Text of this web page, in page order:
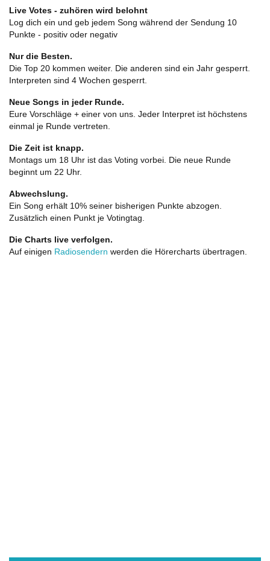
Live Votes - zuhören wird belohnt
Log dich ein und geb jedem Song während der Sendung 10
Punkte - positiv oder negativ
Nur die Besten.
Die Top 20 kommen weiter. Die anderen sind ein Jahr gesperrt.
Interpreten sind 4 Wochen gesperrt.
Neue Songs in jeder Runde.
Eure Vorschläge + einer von uns. Jeder Interpret ist höchstens
einmal je Runde vertreten.
Die Zeit ist knapp.
Montags um 18 Uhr ist das Voting vorbei. Die neue Runde
beginnt um 22 Uhr.
Abwechslung.
Ein Song erhält 10% seiner bisherigen Punkte abzogen.
Zusätzlich einen Punkt je Votingtag.
Die Charts live verfolgen.
Auf einigen Radiosendern werden die Hörercharts übertragen.